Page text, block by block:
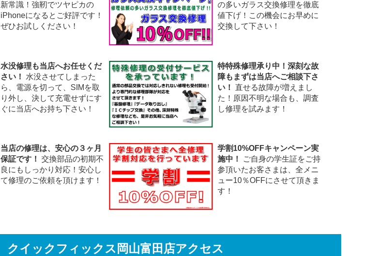
新常識！強靭でツヤピカの
iPhoneになるとご好評です！
ぜひお試しください！
の多いガラス交換修理を徹底
値下げ！この機会にお早めに
交換して下さい！
水没修理も当店へお任せくだ
さい！ 水没させてしまった
ら、電源を切って、SIMを取
り外し、決して充電せずにす
ぐに当店へお持ち下さい！
特特殊修理承り中！深刻な故
障もまずは当店へご相談下さ
い！ 直せる故障が増えまし
た！原因不明な場合も、調査
し修理を試みます！
当店の修理は、安心の３ヶ月
保証です！交換部品の初期不
良にもしっかり対応！安心し
て修理のご依頼を頂けます！
学割10%OFFキャンペーン実
施中！
ご自身の学生証をご持
参頂いたお客さまは、全メニ
ュー10％OFFにさせて頂きま
す！
クイックフィックス 岡山富田店アクセス